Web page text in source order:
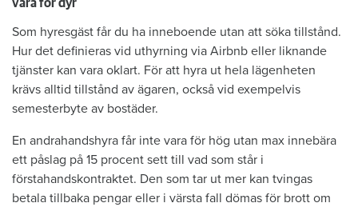
vara för dyr
Som hyresgäst får du ha inneboende utan att söka tillstånd.
Hur det definieras vid uthyrning via Airbnb eller liknande
tjänster kan vara oklart. För att hyra ut hela lägenheten
krävs alltid tillstånd av ägaren, också vid exempelvis
semesterbyte av bostäder.
En andrahandshyra får inte vara för hög utan max innebära
ett påslag på 15 procent sett till vad som står i
förstahandskontraktet. Den som tar ut mer kan tvingas
betala tillbaka pengar eller i värsta fall dömas för brott om